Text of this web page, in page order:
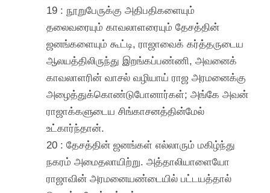
19 : நூறுபேருக்கு அதிபதிகளையும்
தலைவரையும் காவலாளரையும் தேசத்தின்
ஜனங்களையும் கூட்டி, ராஜாவைக் கர்த்தருடைய
ஆலயத்திலிருந்து இறங்கப்பண்ணி, அவனைக்
காவலாளரின் வாசல் வழியாய் ராஜ அரமனைக்கு
அழைத்துக்கொண்டுபோனார்கள்; அங்கே அவன்
ராஜாக்களுடைய சிங்காசனத்தின்மேல்
உட்கார்ந்தான்.
20 : தேசத்தின் ஜனங்கள் எல்லாரும் மகிழ்ந்து
நகரம் அமைதலாயிற்று. அத்தாலியாளையோ
ராஜாவின் அரமனையண்டையில் பட்டயத்தால்